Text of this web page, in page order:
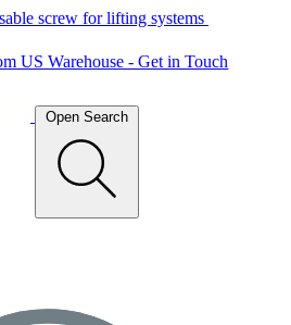
screw for lifting systems
US Warehouse - Get in Touch
Open Search